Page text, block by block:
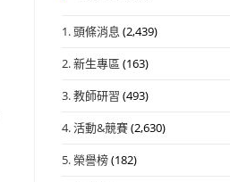
1. 頭條消息 (2,439)
2. 新生專區 (163)
3. 教師研習 (493)
4. 活動&競賽(2,630)
5. 榮譽榜(182)